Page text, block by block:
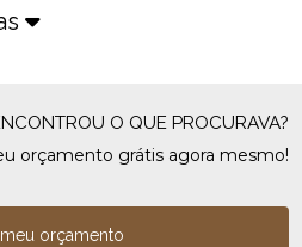
O QUE PROCURAVA?
orçamento grátis agora mesmo!
orçamento